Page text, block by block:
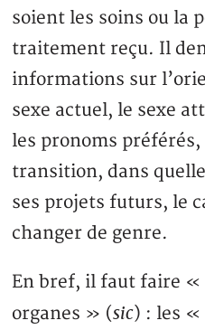
soient les soins ou la
traitement reçu. Il
informations sur
sexe actuel, le sexe
les pronoms
transition, dans
ses projets futurs, le
changer de genre.
En bref, il faut faire «
organes » (sic) : les «